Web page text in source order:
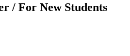
/ For New Students